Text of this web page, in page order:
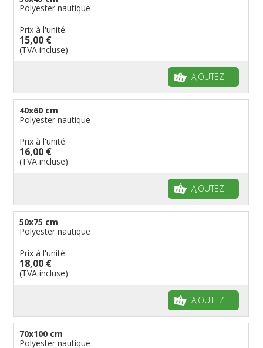
Polyester nautique
Prix à l'unité:
15,00 €
(TVA incluse)
AJOUTEZ
40x60 cm
Polyester nautique
Prix à l'unité:
16,00 €
(TVA incluse)
AJOUTEZ
50x75 cm
Polyester nautique
Prix à l'unité:
18,00 €
(TVA incluse)
AJOUTEZ
70x100 cm
Polyester nautique